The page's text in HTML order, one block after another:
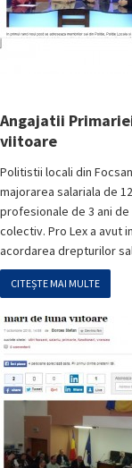
Angajatii
viitoare
Politistii locali din
majorarea salariala de
profesionale de 3 ani
colectiv. Pro Lex a avut
acordarea drepturilor
CITEȘTE MAI MULTE